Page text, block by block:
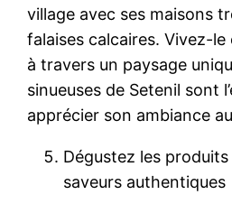
village avec ses maisons
falaises calcaires. Vivez-
à travers un paysage
sinueuses de Setenil sont
apprécier son ambiance
Dégustez les
saveurs authentiques